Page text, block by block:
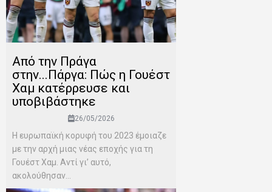
Από την Πράγα
στην...Πάργα: Πώς η Γουέστ
Χαμ κατέρρευσε και
υποβιβάστηκε
26/05/2026
Η ευρωπαϊκή κορυφή του 2023 έμοιαζε
με την αρχή μιας νέας εποχής για τη
Γουέστ Χαμ. Αντί γι’ αυτό,
ακολούθησαν...